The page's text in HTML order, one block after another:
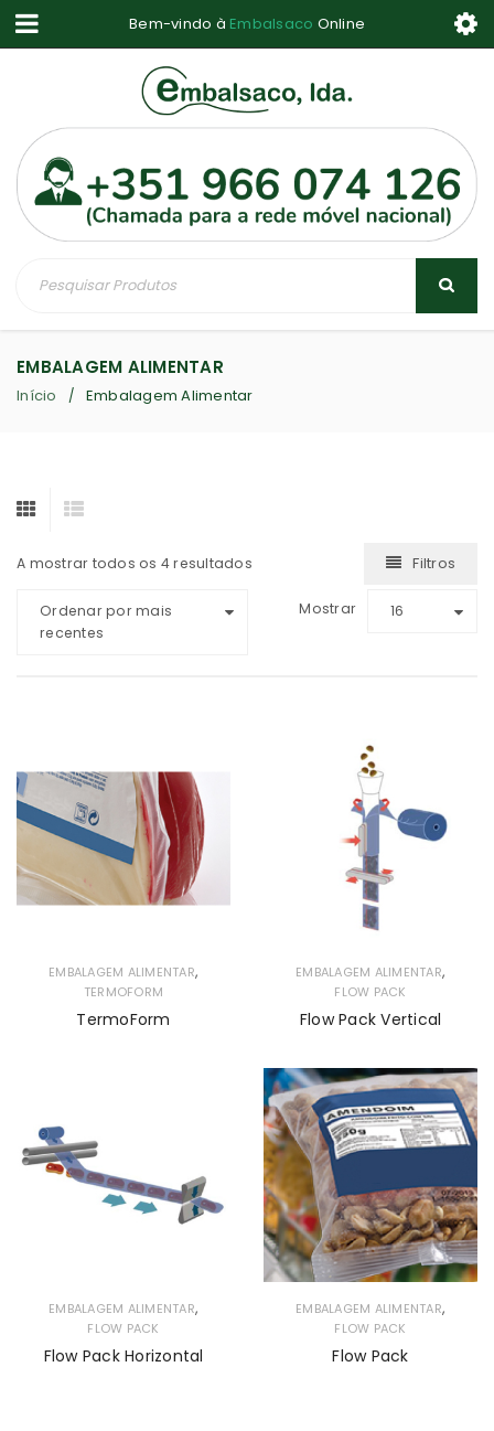
Bem-vindo à Embalsaco Online
EMBALAGEM ALIMENTAR
Início / Embalagem Alimentar
A mostrar todos os 4 resultados Filtros
Ordenar por mais
recentes
Mostrar 16
EMBALAGEM ALIMENTAR,
TERMOFORM
TermoForm
EMBALAGEM ALIMENTAR,
FLOW PACK
Flow Pack Vertical
EMBALAGEM ALIMENTAR,
FLOW PACK
Flow Pack Horizontal
EMBALAGEM ALIMENTAR,
FLOW PACK
Flow Pack